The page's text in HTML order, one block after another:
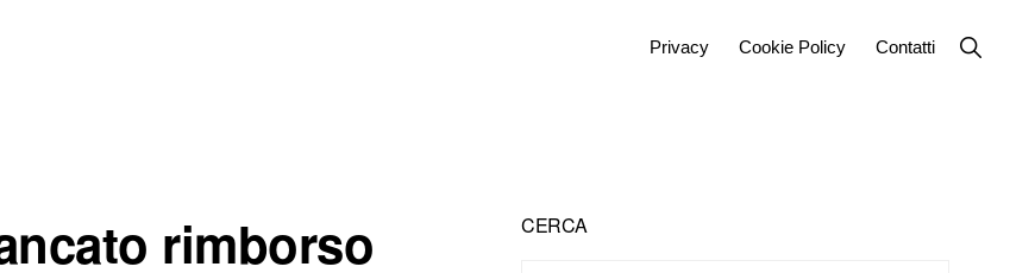
Privacy Cookie Policy Contatti
Show
Search
rimborso
Primary
CERCA